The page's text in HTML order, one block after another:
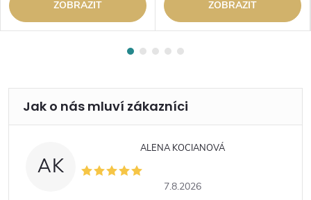
ZOBRAZIT ZOBRAZIT
AK
ALENA KOCIANOVÁ
7.8.2026